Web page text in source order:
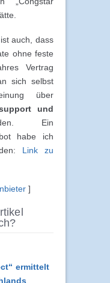
auch, dass
ohne feste
Vertrag
sich selbst
über
und
Ein
habe ich
Link zu
]
ermittelt